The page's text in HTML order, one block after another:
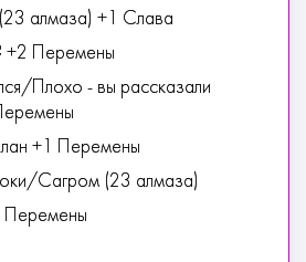
(23 алмаза) +1 Слава
+2 Перемены
Плохо - вы рассказали
+1 Перемены
Сагром (23 алмаза)
Перемены